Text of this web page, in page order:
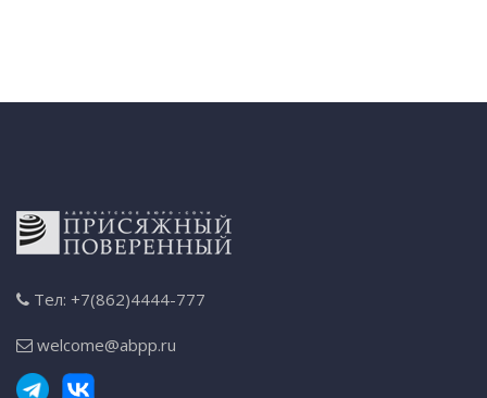
Тел: +7(862)4444-777
welcome@abpp.ru